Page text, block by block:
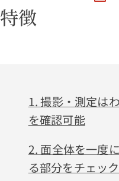
特徴
1. 撮影・測定は
を確認可能
2. 面全体を一度
る部分をチェッ